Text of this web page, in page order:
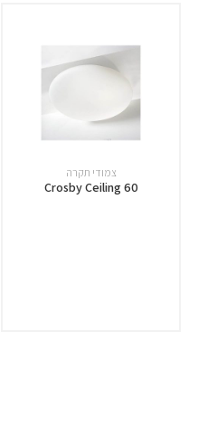
צמודי תקרה
Crosby Ceiling 60